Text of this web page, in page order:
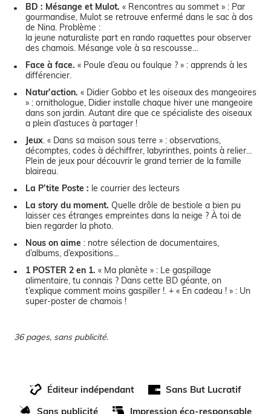
BD : Mésange et Mulot. « Rencontres au sommet » : Par
gourmandise, Mulot se retrouve enfermé dans le sac à dos
de Nina. Problème :
la jeune naturaliste part en rando raquettes pour observer
des chamois. Mésange vole à sa rescousse…
Face à face. « Poule d’eau ou foulque ? » : apprends à les
différencier.
Natur’action. « Didier Gobbo et les oiseaux des mangeoires
» : ornithologue, Didier installe chaque hiver une mangeoire
dans son jardin. Autant dire que ce spécialiste des oiseaux
a plein d’astuces à partager !
Jeux . « Dans sa maison sous terre » : observations,
décomptes, codes à déchiffrer, labyrinthes, points à relier…
Plein de jeux pour découvrir le grand terrier de la famille
blaireau.
La P’tite Poste : le courrier des lecteurs
La story du moment. Quelle drôle de bestiole a bien pu
laisser ces étranges empreintes dans la neige ? À toi de
bien regarder la photo.
Nous on aime : notre sélection de documentaires,
d’albums, d’expositions…
1 POSTER 2 en 1. « Ma planète » : Le gaspillage
alimentaire, tu connais ? Dans cette BD géante, on
t’explique comment moins gaspiller !. + « En cadeau ! » : Un
super-poster de chamois !
36 pages, sans publicité.
Éditeur indépendant
Sans But Lucratif
Sans publicité
Impression éco-responsable